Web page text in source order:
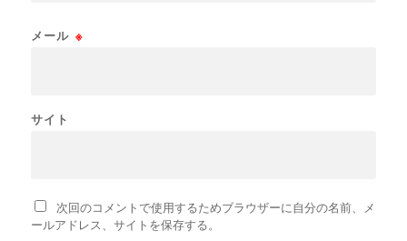
メール ※
サイト
次回のコメントで使用するためブラウザーに自分の名前、メ
ールアドレス、サイトを保存する。